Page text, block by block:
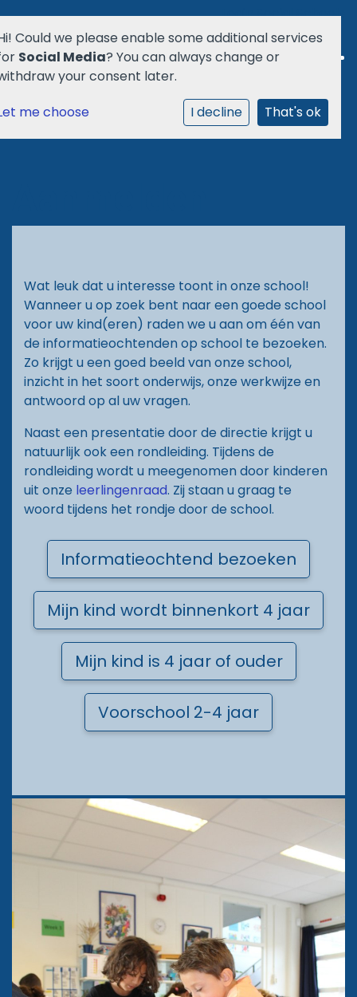
Login Social Schools
Welkom
Aanmelden
Praktisch
Documenten
Vacatures
Contact
Wat leuk dat u interesse toont in onze school!
Wanneer u op zoek bent naar een goede school
voor uw kind(eren) raden we u aan om één van
de informatieochtenden op school te bezoeken.
Zo krijgt u een goed beeld van onze school,
inzicht in het soort onderwijs, onze werkwijze en
antwoord op al uw vragen.
Naast een presentatie door de directie krijgt u
natuurlijk ook een rondleiding. Tijdens de
rondleiding wordt u meegenomen door kinderen
uit onze leerlingenraad. Zij staan u graag te
woord tijdens het rondje door de school.
Informatieochtend bezoeken
Mijn kind wordt binnenkort 4 jaar
Mijn kind is 4 jaar of ouder
Voorschool 2-4 jaar
Could we please enable some additional services
Social Media? You can always change or
your consent later.
me choose
I decline That's ok